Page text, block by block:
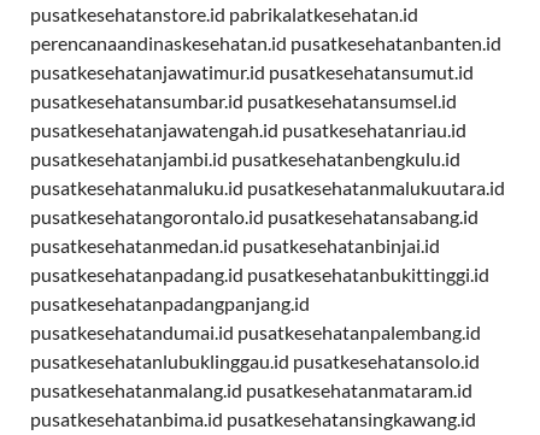
pusatkesehatanstore.id pabrikalatkesehatan.id
perencanaandinaskesehatan.id pusatkesehatanbanten.id
pusatkesehatanjawatimur.id pusatkesehatansumut.id
pusatkesehatansumbar.id pusatkesehatansumsel.id
pusatkesehatanjawatengah.id pusatkesehatanriau.id
pusatkesehatanjambi.id pusatkesehatanbengkulu.id
pusatkesehatanmaluku.id pusatkesehatanmalukuutara.id
pusatkesehatangorontalo.id pusatkesehatansabang.id
pusatkesehatanmedan.id pusatkesehatanbinjai.id
pusatkesehatanpadang.id pusatkesehatanbukittinggi.id
pusatkesehatanpadangpanjang.id
pusatkesehatandumai.id pusatkesehatanpalembang.id
pusatkesehatanlubuklinggau.id pusatkesehatansolo.id
pusatkesehatanmalang.id pusatkesehatanmataram.id
pusatkesehatanbima.id pusatkesehatansingkawang.id